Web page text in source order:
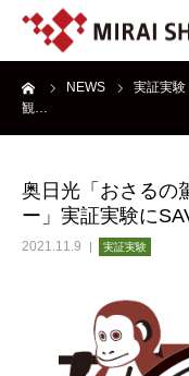
NEWS 実証実験
観…
奥日光「おさるの
ー」実証実験に
2021.11.9 実証実験
NEWS
SERVICE
ABOUT